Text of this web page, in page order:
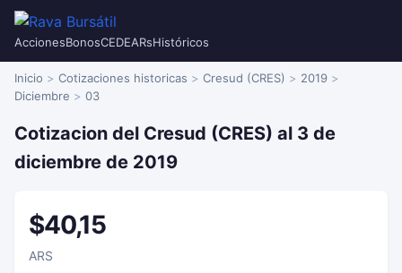
AccionesBonosCEDEARsHistóricos
Inicio Cotizaciones historicas Cresud (CRES)
2019
Diciembre
03
Cotizacion del Cresud (CRES) al 3 de
diciembre de 2019
$40,15
ARS